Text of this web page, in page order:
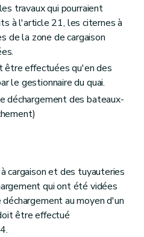
travaux qui pourraient
à l'article 21, les citernes à
de la zone de cargaison
être effectuées qu'en des
le gestionnaire du quai.
déchargement des bateaux-
cargaison et des tuyauteries
qui ont été vidées
au moyen d'un
être effectué